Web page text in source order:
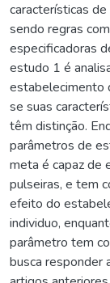
características
sendo regras
especificadoras
estudo 1 é
estabelecimento
se suas
têm distinção.
parâmetros de
meta é capaz de
pulseiras, e tem
efeito do
individuo,
parâmetro tem
busca responder